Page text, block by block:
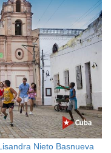
Nieto Basnueva